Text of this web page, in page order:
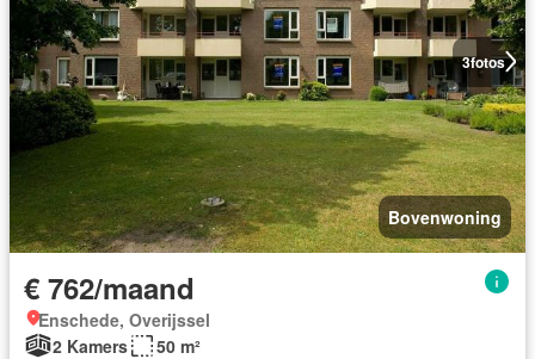
3fotos
Bovenwoning
€ 762/maand
Enschede, Overijssel
2 Kamers
50 m²